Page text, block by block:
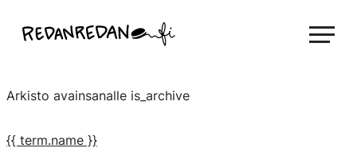
suoraan
Linda Saukko-Rauta, Redanredan Oy
piirrosvideoita
Arkisto avainsanalle is_archive
{{ term.name }}